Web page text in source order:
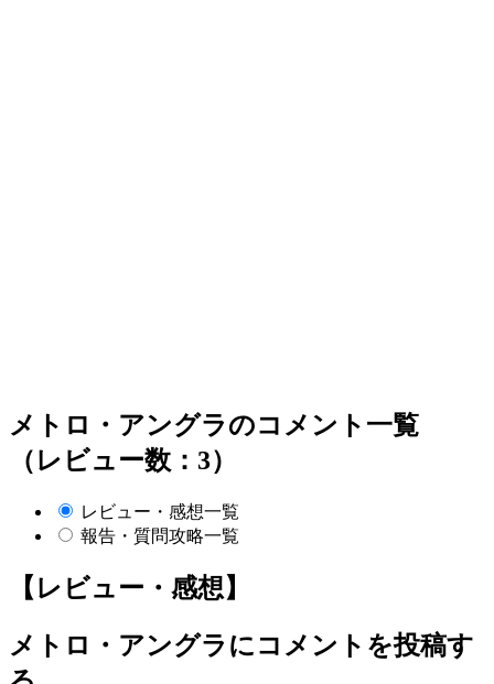
メトロ・アングラのコメント一覧
（レビュー数：3）
レビュー・感想一覧
報告・質問攻略一覧
【レビュー・感想】
メトロ・アングラ にコメントを投稿す